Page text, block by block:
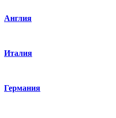
Англия
Италия
Германия